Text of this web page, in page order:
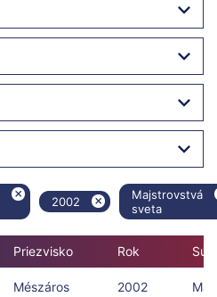
2002
Majstrovstvá
sveta
Priezvisko Rok
Mészáros 2002